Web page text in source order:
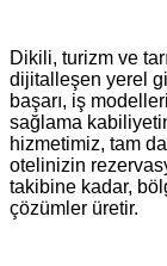
Dikili, turizm ve
dijitalleşen yerel
başarı, iş
sağlama
hizmetimiz, tam
otelinizin
takibine kadar,
çözümler üretir.